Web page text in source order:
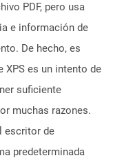
PDF, pero usa
e información de
De hecho, es
XPS es un intento de
suficiente
muchas razones.
escritor de
predeterminada